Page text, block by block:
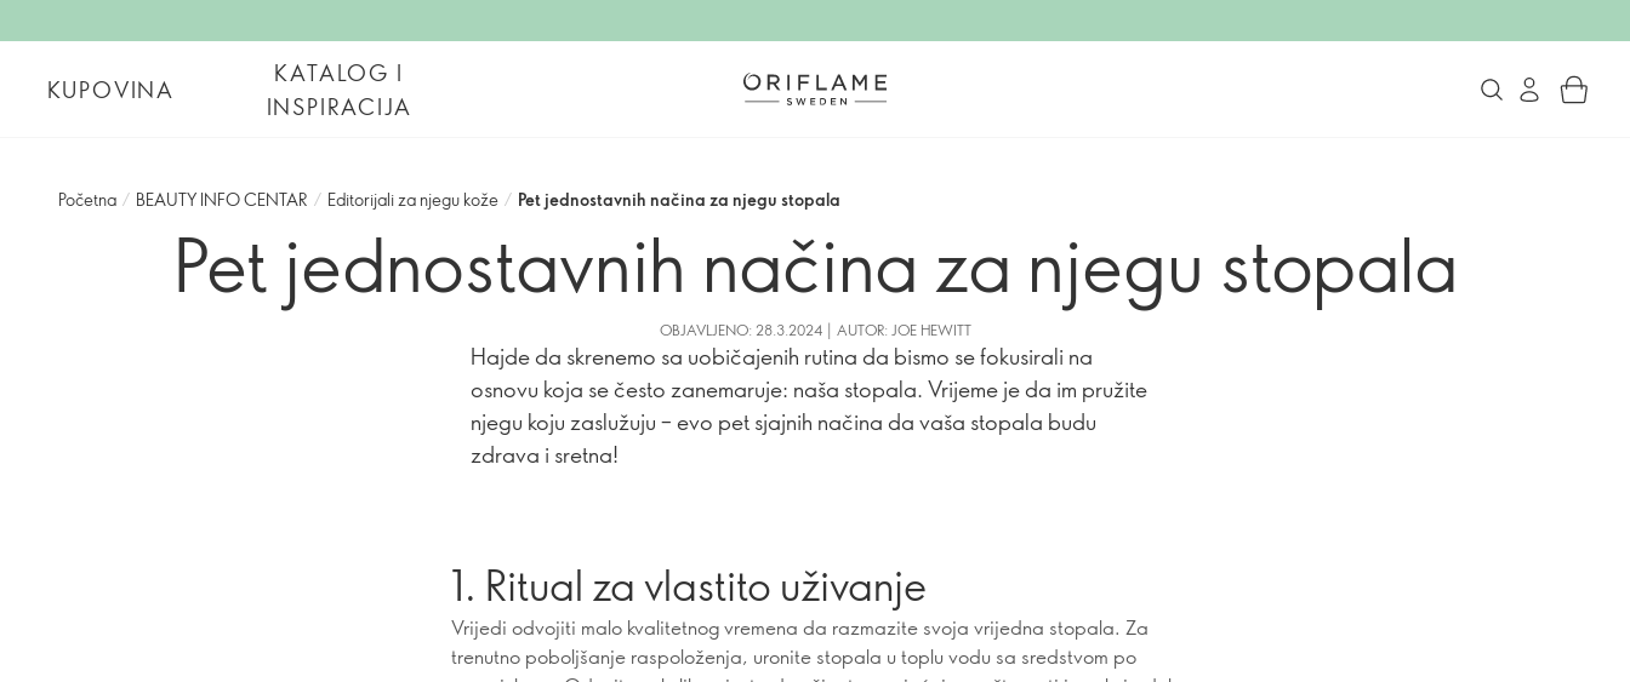
KUPOVINA
KATALOG I
INSPIRACIJA
Početna / BEAUTY INFO CENTAR / Editorijali za njegu kože / Pet jednostavnih načina za njegu stopala
Pet jednostavnih načina za njegu stopala
OBJAVLJENO: 28.3.2024 | AUTOR: JOE HEWITT
Hajde da skrenemo sa uobičajenih rutina da bismo se fokusirali na
osnovu koja se često zanemaruje: naša stopala. Vrijeme je da im pružite
njegu koju zaslužuju – evo pet sjajnih načina da vaša stopala budu
zdrava i sretna!
1. Ritual za vlastito uživanje
Vrijedi odvojiti malo kvalitetnog vremena da razmazite svoja vrijedna stopala. Za
trenutno poboljšanje raspoloženja, uronite stopala u toplu vodu sa sredstvom po